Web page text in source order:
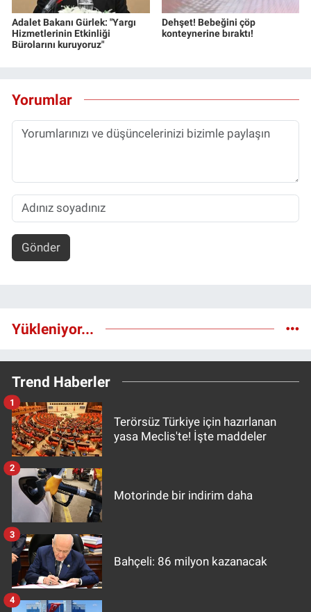
Adalet Bakanı Gürlek: "Yargı
Hizmetlerinin Etkinliği
Bürolarını kuruyoruz"
Dehşet! Bebeğini çöp
konteynerine bıraktı!
Yorumlar
Gönder
Yükleniyor...
Trend Haberler
Terörsüz Türkiye için hazırlanan
yasa Meclis'te! İşte maddeler
1
Motorinde bir indirim daha
2
Bahçeli: 86 milyon kazanacak
3
4